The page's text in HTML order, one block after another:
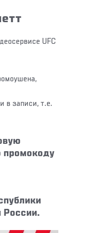
UFC
в записи, т.е.
промокоду
России.